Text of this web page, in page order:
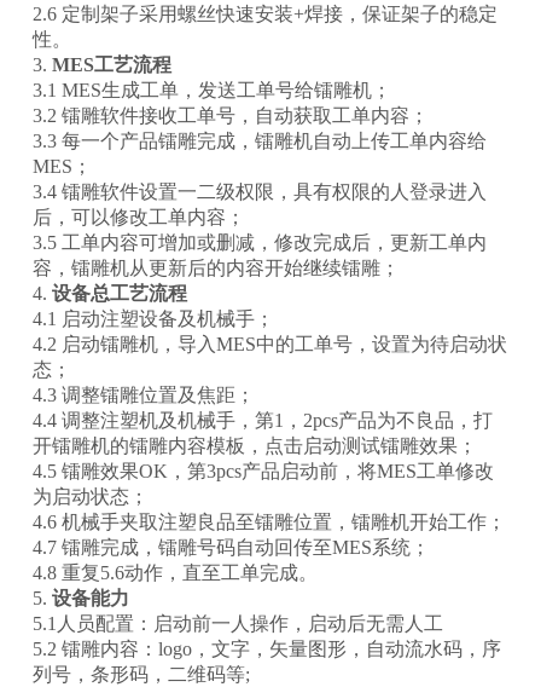
2.6 定制架子采用螺丝快速安装+焊接，保证架子的稳定
性。
3. MES工艺流程
3.1 MES生成工单，发送工单号给镭雕机；
3.2 镭雕软件接收工单号，自动获取工单内容；
3.3 每一个产品镭雕完成，镭雕机自动上传工单内容给
MES；
3.4 镭雕软件设置一二级权限，具有权限的人登录进入
后，可以修改工单内容；
3.5 工单内容可增加或删减，修改完成后，更新工单内
容，镭雕机从更新后的内容开始继续镭雕；
4. 设备总工艺流程
4.1 启动注塑设备及机械手；
4.2 启动镭雕机，导入MES中的工单号，设置为待启动状
态；
4.3 调整镭雕位置及焦距；
4.4 调整注塑机及机械手，第1，2pcs产品为不良品，打
开镭雕机的镭雕内容模板，点击启动测试镭雕效果；
4.5 镭雕效果OK，第3pcs产品启动前，将MES工单修改
为启动状态；
4.6 机械手夹取注塑良品至镭雕位置，镭雕机开始工作；
4.7 镭雕完成，镭雕号码自动回传至MES系统；
4.8 重复5.6动作，直至工单完成。
5. 设备能力
5.1人员配置：启动前一人操作，启动后无需人工
5.2 镭雕内容：logo，文字，矢量图形，自动流水码，序
列号，条形码，二维码等;